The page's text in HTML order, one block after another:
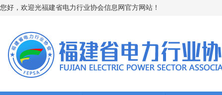
您好，欢迎光福建省电力行业协会信息网官方网站！